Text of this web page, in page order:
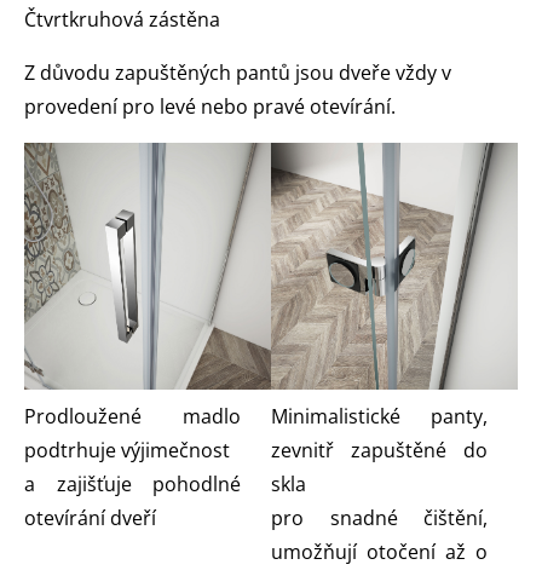
Čtvrtkruhová zástěna
Z důvodu zapuštěných pantů jsou dveře vždy v
provedení pro levé nebo pravé otevírání.
Prodloužené madlo
podtrhuje výjimečnost
a zajišťuje pohodlné
otevírání dveří
Minimalistické panty,
zevnitř zapuštěné do
skla
pro snadné čištění,
umožňují otočení až o